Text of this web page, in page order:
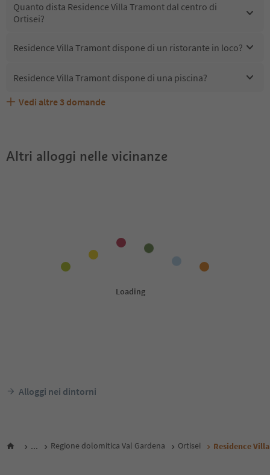
Quanto dista Residence Villa Tramont dal centro di
Ortisei?
Residence Villa Tramont dispone di un ristorante in loco?
Residence Villa Tramont dispone di una piscina?
Residence Villa Tramont accetta animali domestici?
Quali servizi/attività sono disponibili presso Residence
Gli ospiti di Residence Villa Tramont ricevono l'Alto Adige
Vedi altre 3 domande
Altri alloggi nelle vicinanze
Alloggi nei dintorni
... Regione dolomitica Val Gardena Ortisei Residence